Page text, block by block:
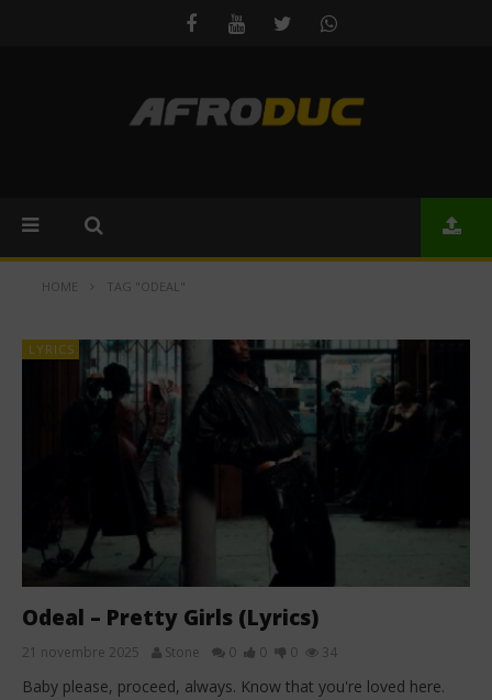
HOME TAG "ODEAL"
LYRICS
Odeal – Pretty Girls (Lyrics)
21 novembre 2025 Stone 0 0 0 34
Baby please, proceed, always. Know that you're loved here.